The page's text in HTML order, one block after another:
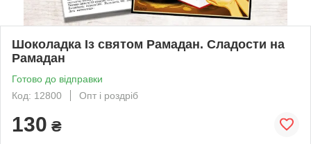
Шоколадка Із святом Рамадан. Сладости на
Рамадан
Готово до відправки
Код: 12800
Опт і роздріб
130 ₴